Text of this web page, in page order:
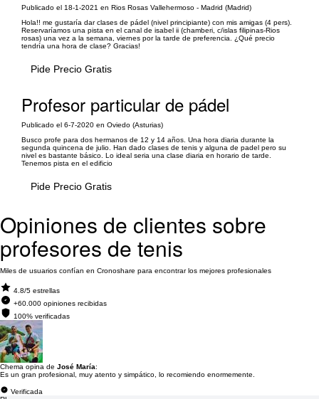
Publicado el 18-1-2021 en Rios Rosas Vallehermoso - Madrid (Madrid)
Hola!! me gustaría dar clases de pádel (nivel principiante) con mis amigas (4 pers).
Reservaríamos una pista en el canal de isabel ii (chamberi, c/islas filipinas-Rios
rosas) una vez a la semana, viernes por la tarde de preferencia. ¿Qué precio
tendría una hora de clase? Gracias!
Pide Precio Gratis
Profesor particular de pádel
Publicado el 6-7-2020 en Oviedo (Asturias)
Busco profe para dos hermanos de 12 y 14 años. Una hora diaria durante la
segunda quincena de julio. Han dado clases de tenis y alguna de padel pero su
nivel es bastante básico. Lo ideal seria una clase diaria en horario de tarde.
Tenemos pista en el edificio
Pide Precio Gratis
Opiniones de clientes sobre
profesores de tenis
Miles de usuarios confían en Cronoshare para encontrar los mejores profesionales
4.8/5 estrellas
+60.000 opiniones recibidas
100% verificadas
Chema opina de José María:
Es un gran profesional, muy atento y simpático, lo recomiendo enormemente.
Verificada